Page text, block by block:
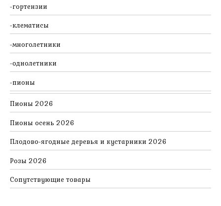
гортензии
клематисы
многолетники
однолетники
пионы
Пионы 2026
Пионы осень 2026
Плодово-ягодные деревья и кустарники 2026
Розы 2026
Сопутствующие товары